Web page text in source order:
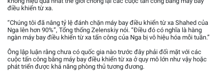
điều khiển từ xa.
“Chúng tôi đã nâng tỷ lệ đánh chặn máy bay điều khiển từ xa Shahed của
Nga lên hơn 90%”, Tổng thống Zelenskiy nói. “Điều đó có nghĩa là hàng
ngàn máy bay điều khiển từ xa tấn công của Nga bị vô hiệu hóa mỗi tuần.”
Ông lập luận rằng chưa có quốc gia nào trước đây phải đối mặt với các
cuộc tấn công bằng máy bay điều khiển từ xa ở quy mô lớn như vậy hoặc
phát triển được khả năng phòng thủ tương đương.